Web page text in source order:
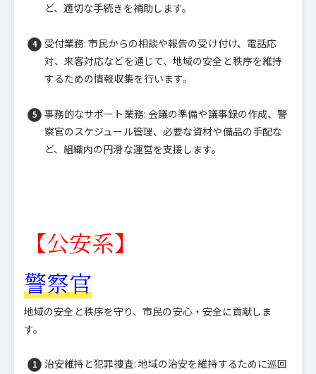
ど、適切な手続きを補助します。
受付業務: 市民からの相談や報告の受け付け、電話応
対、来客対応などを通じて、地域の安全と秩序を維持
するための情報収集を行います。
事務的なサポート業務: 会議の準備や議事録の作成、警
察官のスケジュール管理、必要な資材や備品の手配な
ど、組織内の円滑な運営を支援します。
【公安系】
警察官
地域の安全と秩序を守り、市民の安心・安全に貢献しま
す。
治安維持と犯罪捜査: 地域の治安を維持するために巡回